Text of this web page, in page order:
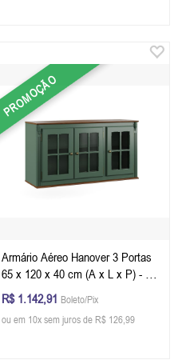
PROMOÇÃO
Armário Aéreo Hanover 3 Portas
65 x 120 x 40 cm (A x L x P) - Cor
Verde Musgo - Imbuia Glazer
R$ 1.142,91 Boleto/Pix
ou em 10x sem juros de R$ 126,99